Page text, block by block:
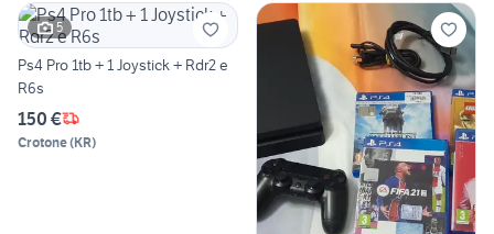
5
Ps4 Pro 1tb + 1 Joystick + Rdr2 e
R6s
150 €
Crotone(KR)